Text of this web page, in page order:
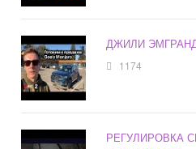
ДЖИЛИ
1174
РЕГУЛИРОВКА